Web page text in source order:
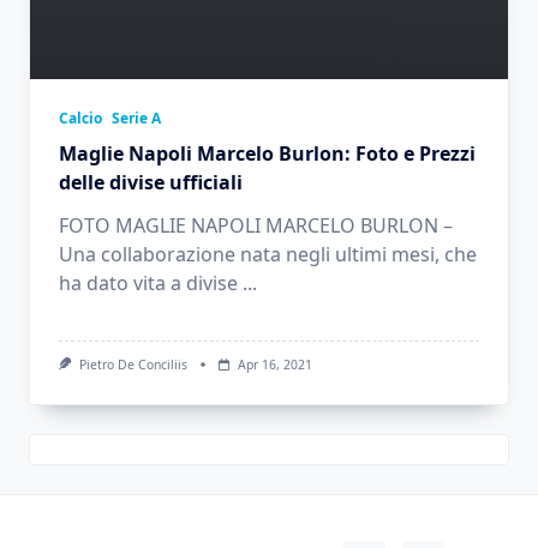
Calcio Serie A
Maglie Napoli Marcelo Burlon: Foto e Prezzi
delle divise ufficiali
FOTO MAGLIE NAPOLI MARCELO BURLON –
Una collaborazione nata negli ultimi mesi, che
ha dato vita a divise ...
Pietro De Conciliis Apr 16, 2021